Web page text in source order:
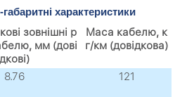
характеристики
зовнішні р
мм (дові
дкові)
Маса кабелю, к
г/км (довідкова)
8.76 121